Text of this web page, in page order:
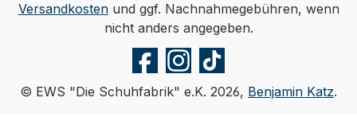
Versandkostenund ggf. Nachnahmegebühren, wenn
nicht anders angegeben.
© EWS "Die Schuhfabrik" e.K. 2026, Benjamin Katz.